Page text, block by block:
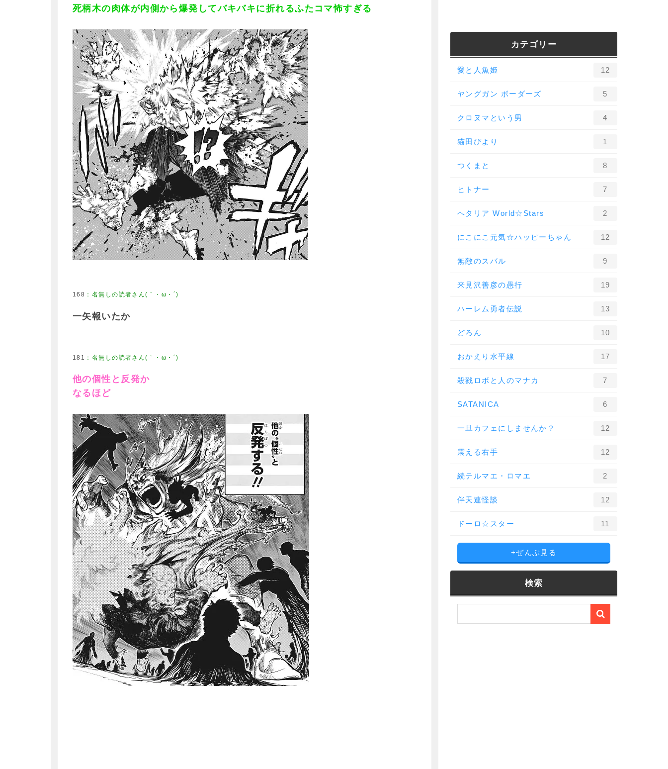
死柄木の肉体が内側から爆発してバキバキに折れるふたコマ怖すぎる
168 ： 名無しの読者さん(｀・ω・´)
一矢報いたか
181 ： 名無しの読者さん(｀・ω・´)
他の個性と反発か
なるほど
カテゴリー
愛と人魚姫 12
ヤングガン ボーダーズ 5
クロヌマという男 4
猫田びより 1
つくまと 8
ヒトナー 7
ヘタリア World☆Stars 2
にこにこ元気☆ハッピーちゃん 12
無敵のスバル 9
来見沢善彦の愚行 19
ハーレム勇者伝説 13
どろん 10
おかえり水平線 17
殺戮ロボと人のマナカ 7
SATANICA 6
一旦カフェにしませんか？ 12
震える右手 12
続テルマエ・ロマエ 2
伴天連怪談 12
ドーロ☆スター 11
+ぜんぶ見る
検索